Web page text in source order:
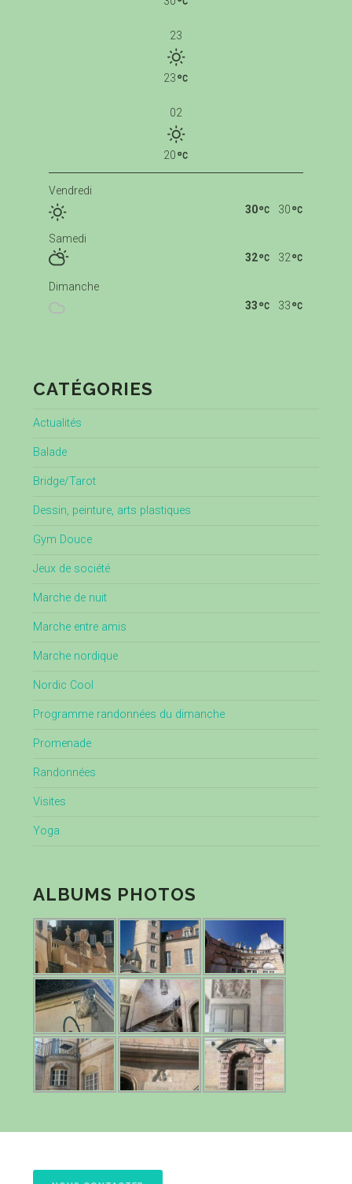
23
23
02
20
Vendredi
30
30
Samedi
32
32
Dimanche
33
33
CATÉGORIES
Actualités
Balade
Bridge/Tarot
Dessin, peinture, arts plastiques
Gym Douce
Jeux de société
Marche de nuit
Marche entre amis
Marche nordique
Nordic Cool
Programme randonnées du dimanche
Promenade
Randonnées
Visites
Yoga
ALBUMS PHOTOS